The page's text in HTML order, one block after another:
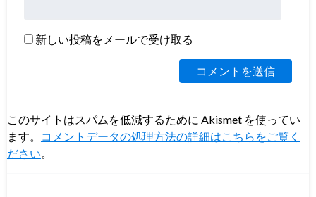
新しい投稿をメールで受け取る
このサイトはスパムを低減するために Akismet を使ってい
ます。
コメントデータの処理方法の詳細はこちらをご覧く
ださい